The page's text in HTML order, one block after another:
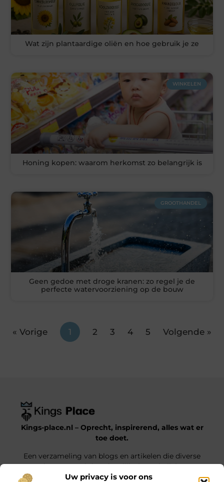
Uw privacy is voor ons
Wat zijn plantaardige oliën en hoe gebruik je ze
WINKELEN
Honing kopen: waarom herkomst zo belangrijk is
GROOTHANDEL
Geen gedoe met droge kranen: zo regel je de
perfecte watervoorziening op de bouw
« Vorige 1 2 3 4 5 Volgende »
Kings-place.nl – Oprecht, inspirerend, alles wat er
toe doet.
Een verzameling van blogs en artikelen die diverse
onderwerpen uit het dagelijks leven belichten.